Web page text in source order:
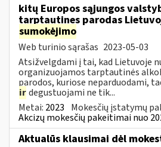
kitų Europos sąjungos
tarptautines parodas
sumokėjimo
Web turinio sąrašas 2023-05-03
Atsižvelgdami į tai, kad Lietuvoje
organizuojamos tarptautinės
parodos, kuriose neparduodami,
irdegustuojami ne tik...
Metai: 2023 Mokesčių įstatymų
Akcizų mokesčių pakeitimai nuo
Aktualūs klausimai dėl